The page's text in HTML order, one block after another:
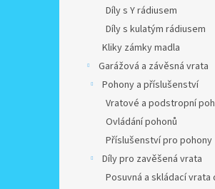
Díly s Y rádiusem
Díly s kulatým rádiusem
Kliky zámky madla
Garážová a závěsná vrata
Pohony a příslušenství
Vratové a podstropní
Ovládání pohonů
Příslušenství pro pohony
Díly pro zavěšená vrata
Posuvná a skládací vrata